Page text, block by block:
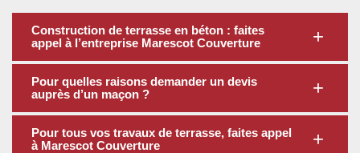
Construction de terrasse en béton : faites
appel à l’entreprise Marescot Couverture
Pour quelles raisons demander un devis
auprès d’un maçon ?
Pour tous vos travaux de terrasse, faites appel
à Marescot Couverture